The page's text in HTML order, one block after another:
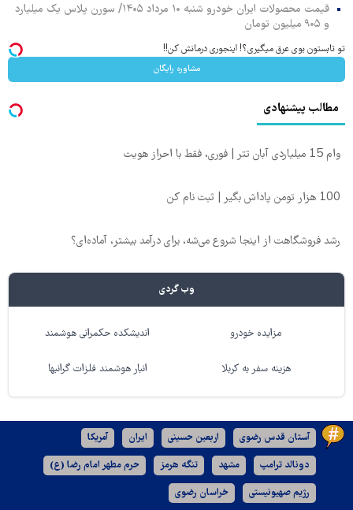
قیمت محصولات ایران خودرو شنبه ۱۰ مرداد ۱۴۰۵/ سورن پلاس یک میلیارد
و ۹۰۵ میلیون تومان
تو تابستون بوی عرق میگیری؟! اینجوری درمانش کن!!
مشاوره رایگان
مطالب پیشنهادی
وام 15 میلیاردی آبان تتر | فوری، فقط با احراز هویت
100 هزار تومن پاداش بگیر | ثبت نام کن
رشد فروشگاهت از اینجا شروع می‌شه، برای درآمد بیشتر، آماده‌ای؟
وب گردی
مزایده خودرو اندیشکده حکمرانی هوشمند
هزینه سفر به کربلا انبار هوشمند فلزات گرانبها
آستان قدس رضوی اربعین حسینی ایران آمریکا
دونالد ترامپ مشهد تنگه هرمز حرم مطهر امام رضا (ع)
رژیم صهیونیستی خراسان رضوی